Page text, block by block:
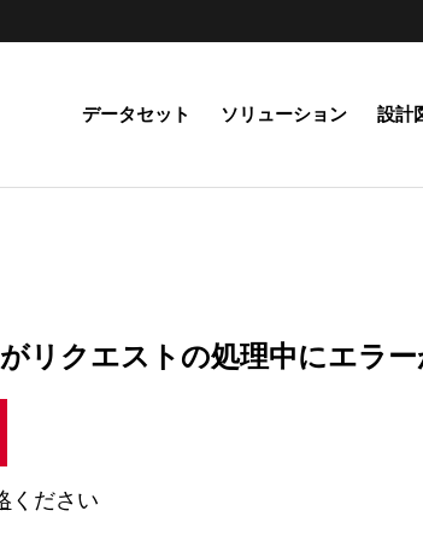
データセット ソリューション 設計
リクエストの処理中にエラー
ください